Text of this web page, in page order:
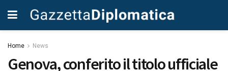
Home News
Genova, conferito il titolo ufficiale